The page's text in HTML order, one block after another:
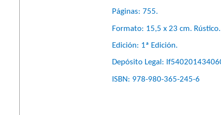
Páginas: 755.
Formato: 15,5 x 23 cm. Rústico.
Edición: 1ª Edición.
Depósito Legal:
ISBN: 978-980-365-245-6